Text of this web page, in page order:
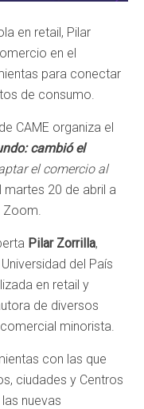
en retail, Pilar
en el
para conectar
de consumo.
CAME organiza el
cambió el
el comercio al
martes 20 de abril a
Zoom.
Pilar Zorrilla,
del País
en retail y
de diversos
minorista.
con las que
ciudades y Centros
nuevas